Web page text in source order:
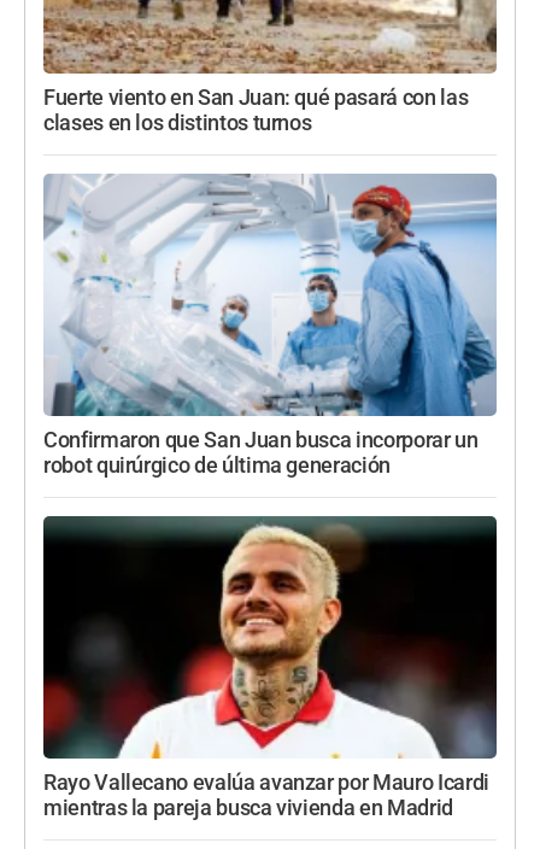
Fuerte viento en San Juan: qué pasará con las
clases en los distintos turnos
Confirmaron que San Juan busca incorporar un
robot quirúrgico de última generación
Rayo Vallecano evalúa avanzar por Mauro Icardi
mientras la pareja busca vivienda en Madrid